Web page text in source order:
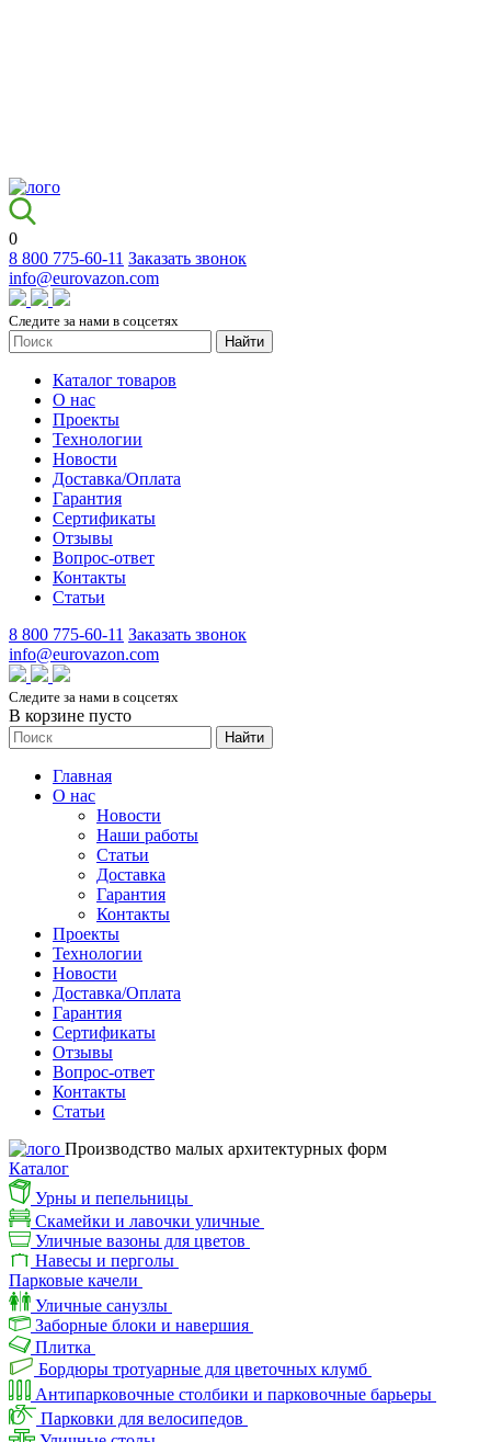
0
8 800 775-60-11 Заказать звонок
info@eurovazon.com
Следите за нами в соцсетях
Найти
Каталог товаров
О нас
Проекты
Технологии
Новости
Доставка/Оплата
Гарантия
Сертификаты
Отзывы
Вопрос-ответ
Контакты
Статьи
8 800 775-60-11 Заказать звонок
info@eurovazon.com
Следите за нами в соцсетях
В корзине пусто
Найти
Главная
О нас
Новости
Наши работы
Статьи
Доставка
Гарантия
Контакты
Проекты
Технологии
Новости
Доставка/Оплата
Гарантия
Сертификаты
Отзывы
Вопрос-ответ
Контакты
Статьи
Производство малых архитектурных форм
Каталог
Урны и пепельницы
Скамейки и лавочки уличные
Уличные вазоны для цветов
Навесы и перголы
Парковые качели
Уличные санузлы
Заборные блоки и навершия
Плитка
Бордюры тротуарные для цветочных клумб
Антипарковочные столбики и парковочные барьеры
Парковки для велосипедов